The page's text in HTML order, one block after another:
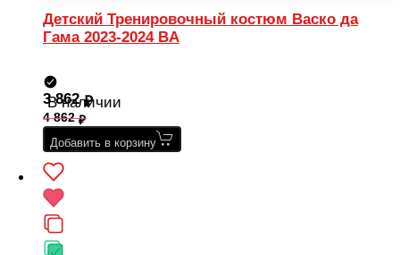
Детский Тренировочный костюм Васко да
Гама 2023-2024 BA
В наличии
3 862
4 862
Добавить в корзину